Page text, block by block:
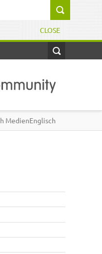
CLOSE
MedienEnglisch